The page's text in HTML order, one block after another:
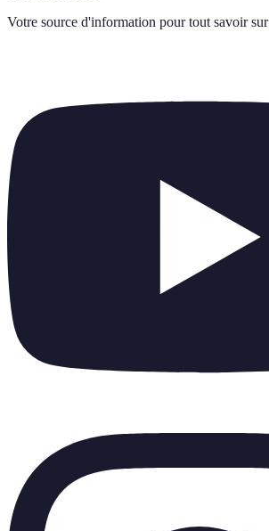
Votre source d'information pour tout savoir sur